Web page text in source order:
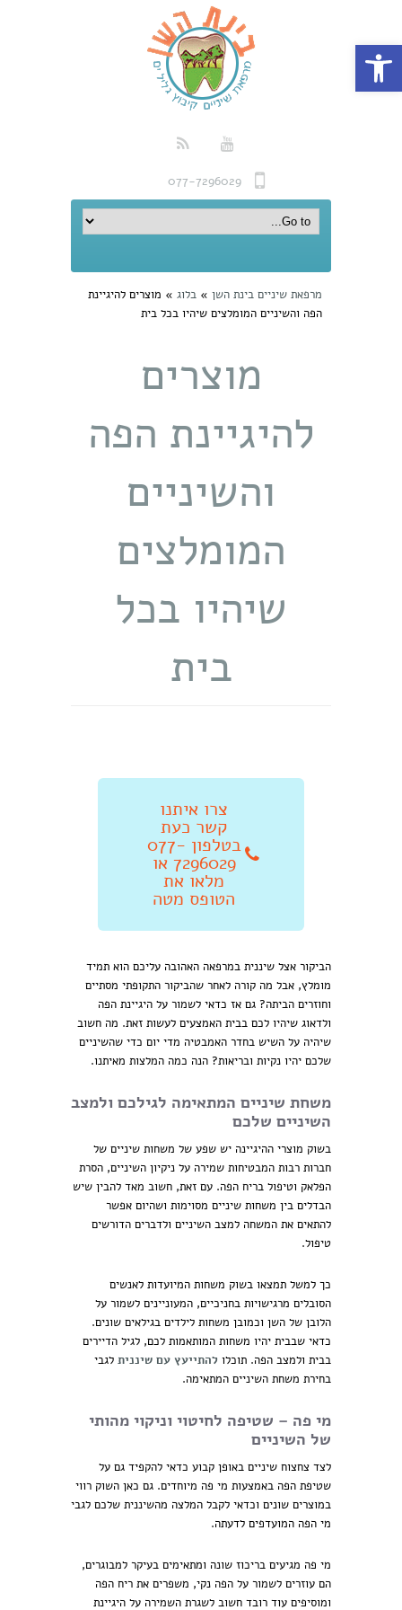
פתח סרגל נגישות
077-7296029
מרפאת שיניים בינת השן » בלוג » מוצרים להיגיינת
הפה והשיניים המומלצים שיהיו בכל בית
מוצרים
להיגיינת הפה
והשיניים
המומלצים
שיהיו בכל
בית
צרו איתנו
קשר כעת
בטלפון 077-
7296029 או
מלאו את
הטופס מטה
הביקור אצל שיננית במרפאה האהובה עליכם הוא תמיד
מומלץ, אבל מה קורה לאחר שהביקור התקופתי מסתיים
וחוזרים הביתה? גם אז כדאי לשמור על היגיינת הפה
ולדאוג שיהיו לכם בבית האמצעים לעשות זאת. מה חשוב
שיהיה על השיש בחדר האמבטיה מדי יום כדי שהשיניים
שלכם יהיו נקיות ובריאות? הנה כמה המלצות מאיתנו.
משחת שיניים המתאימה לגילכם ולמצב
השיניים שלכם
בשוק מוצרי ההיגיינה יש שפע של משחות שיניים של
חברות רבות המבטיחות שמירה על ניקיון השיניים, הסרת
הפלאק וטיפול בריח הפה. עם זאת, חשוב מאד להבין שיש
הבדלים בין משחות שיניים מסוימות ושהיום אפשר
להתאים את המשחה למצב השיניים ולדברים הדורשים
טיפול.
כך למשל תמצאו בשוק משחות המיועדות לאנשים
הסובלים מרגישויות בחניכיים, המעוניינים לשמור על
הלובן של השן וכמובן משחות לילדים בגילאים שונים.
כדאי שבבית יהיו משחות המותאמות לכם, לגיל הדיירים
בבית ולמצב הפה. תוכלו להתייעץ עם שיננית לגבי
בחירת משחת השיניים המתאימה.
מי פה – שטיפה לחיטוי וניקוי מהותי
של השיניים
לצד צחצוח שיניים באופן קבוע כדאי להקפיד גם על
שטיפת הפה באמצעות מי פה מיוחדים. גם כאן השוק רווי
במוצרים שונים וכדאי לקבל המלצה מהשיננית שלכם לגבי
מי הפה המועדפים לדעתה.
מי פה מגיעים בריכוז שונה ומתאימים בעיקר למבוגרים,
הם עוזרים לשמור על הפה נקי, משפרים את ריח הפה
ומוסיפים עוד רובד חשוב לשגרת השמירה על היגיינת